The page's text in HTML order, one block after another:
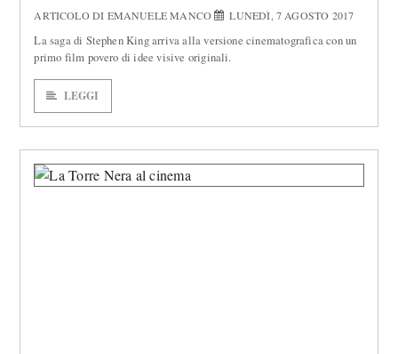
ARTICOLO DI EMANUELE MANCO LUNEDÌ, 7 AGOSTO 2017
La saga di Stephen King arriva alla versione cinematografica con un
primo film povero di idee visive originali.
LEGGI